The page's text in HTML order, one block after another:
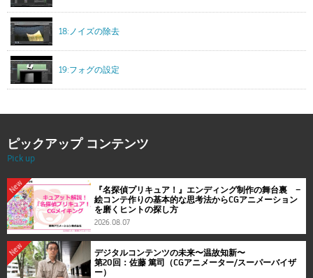
18:ノイズの除去
19:フォグの設定
ピックアップ コンテンツ
Pick up
New
『名探偵プリキュア！』エンディング制作の舞台裏 ―
絵コンテ作りの基本的な思考法からCGアニメーション
を磨くヒントの探し方
2026.08.07
New
デジタルコンテンツの未来〜温故知新〜
第20回：佐藤 篤司（CGアニメーター/スーパーバイザ
ー）